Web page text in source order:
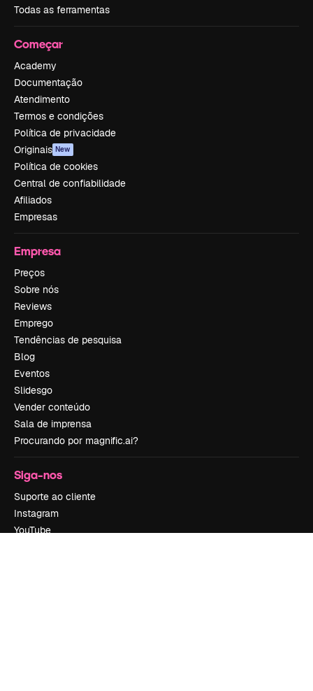
Todas as ferramentas
Começar
Academy
Documentação
Atendimento
Termos e condições
Política de privacidade
Originais New
Política de cookies
Central de confiabilidade
Afiliados
Empresas
Empresa
Preços
Sobre nós
Reviews
Emprego
Tendências de pesquisa
Blog
Eventos
Slidesgo
Vender conteúdo
Sala de imprensa
Procurando por magnific.ai?
Siga-nos
Suporte ao cliente
Instagram
YouTube